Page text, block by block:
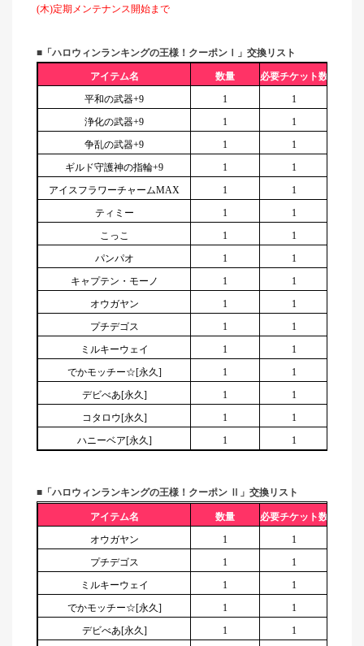
(木)定期メンテナンス開始まで
■「ハロウィンランキングの王様！クーポンⅠ」交換リスト
アイテム名 数量
必要チケット数
平和の武器+9
1
1
浄化の武器+9
1
1
争乱の武器+9
1
1
ギルド守護神の指輪+9
1
1
アイスフラワーチャームMAX
1
1
ティミー
1
1
こっこ
1
1
パンパオ
1
1
キャプテン・モーノ
1
1
オウガヤン
1
1
プチデゴス
1
1
ミルキーウェイ
1
1
でかモッチー☆[永久]
1
1
デビべあ[永久]
1
1
コタロウ[永久]
1
1
ハニーベア[永久]
1 1
■「ハロウィンランキングの王様！クーポン Ⅱ」交換リスト
アイテム名 数量
必要チケット数
オウガヤン
1
1
プチデゴス
1
1
ミルキーウェイ
1
1
でかモッチー☆[永久]
1
1
デビべあ[永久]
1
1